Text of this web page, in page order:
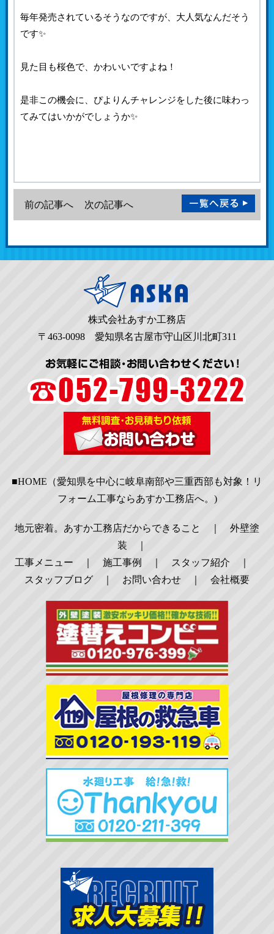
毎年発売されているそうなのですが、大人気なんだそう
です✨
見た目も桜色で、かわいいですよね！
是非この機会に、ぴよりんチャレンジをした後に味わっ
てみてはいかがでしょうか✨
前の記事へ 次の記事へ
株式会社あすか工務店
〒463-0098 愛知県名古屋市守山区川北町311
■HOME（愛知県を中心に岐阜南部や三重西部も対象！リ
フォーム工事ならあすか工務店へ。)
地元密着。あすか工務店だからできること
外壁塗
装
工事メニュー
施工事例 スタッフ紹介
スタッフブログ
お問い合わせ 会社概要